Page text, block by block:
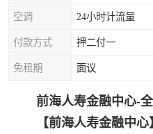
空调 24小时计流量
付款方式 押二付一
免租期 面议
前海人寿金融中心-
【前海人寿金融中心